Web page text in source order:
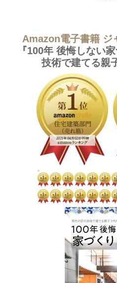
Amazon電子書籍 ジ
『100年 後悔しない
技術で建てる親